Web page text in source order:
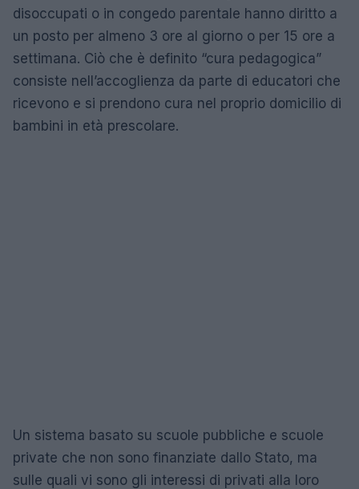
disoccupati o in congedo parentale hanno diritto a
un posto per almeno 3 ore al giorno o per 15 ore a
settimana. Ciò che è definito “cura pedagogica”
consiste nell’accoglienza da parte di educatori che
ricevono e si prendono cura nel proprio domicilio di
bambini in età prescolare.
Un sistema basato su scuole pubbliche e scuole
private che non sono finanziate dallo Stato, ma
sulle quali vi sono gli interessi di privati alla loro